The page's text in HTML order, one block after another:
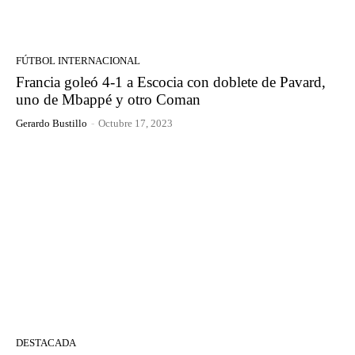
FÚTBOL INTERNACIONAL
Francia goleó 4-1 a Escocia con doblete de Pavard,
uno de Mbappé y otro Coman
Gerardo Bustillo - Octubre 17, 2023
DESTACADA